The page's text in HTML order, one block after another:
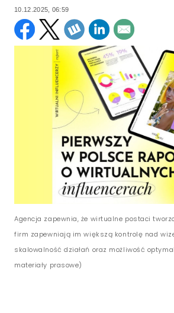
10.12.2025, 06:59
Agencja zapewnia, że wirtualne postaci
firm zapewniają im większą kontrolę nad
skalowalność działań oraz możliwość
materiały prasowe)